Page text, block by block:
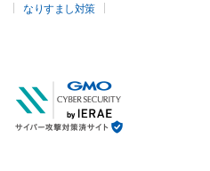
なりすまし対策